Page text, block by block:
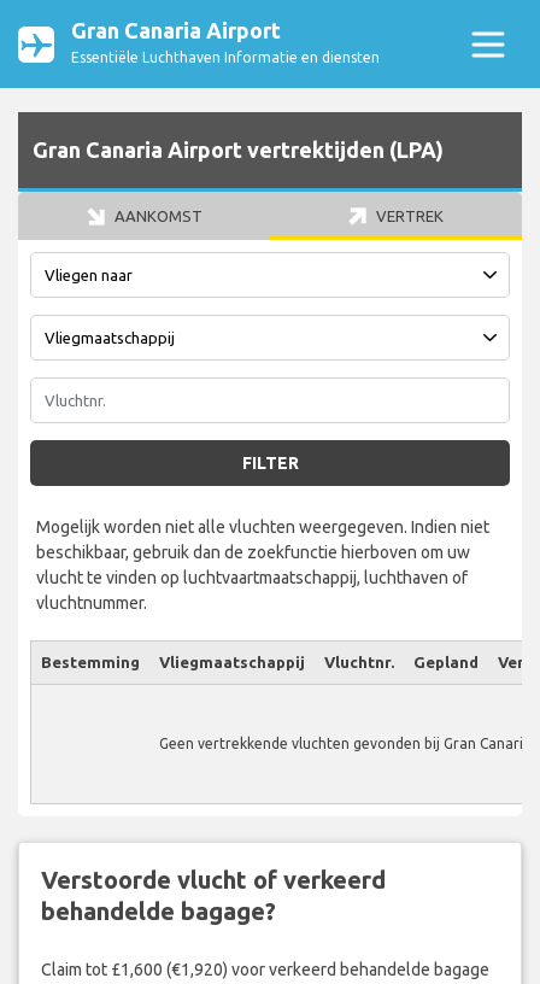
Gran Canaria Airport
Essentiële Luchthaven Informatie en diensten
Gran Canaria Airport vertrektijden (LPA)
AANKOMST VERTREK
FILTER
Mogelijk worden niet alle vluchten weergegeven. Indien niet
beschikbaar, gebruik dan de zoekfunctie hierboven om uw
vlucht te vinden op luchtvaartmaatschappij, luchthaven of
vluchtnummer.
Bestemming Vliegmaatschappij Vluchtnr. Gepland
Geen vertrekkende vluchten gevonden bij Gran Canaria
Verstoorde vlucht of verkeerd
behandelde bagage?
Claim tot £1,600 (€1,920) voor verkeerd behandelde bagage